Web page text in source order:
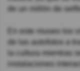
de un millón de
En este museo los
de las autofotos a
la cultura mientras
instalaciones